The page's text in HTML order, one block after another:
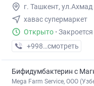
г. Ташкент,
хавас супермаркет
Открыто ·
+998 (99) XXX-XX-XX
смотреть
Бифидумбактерин с
Mega Farm Service, ООО